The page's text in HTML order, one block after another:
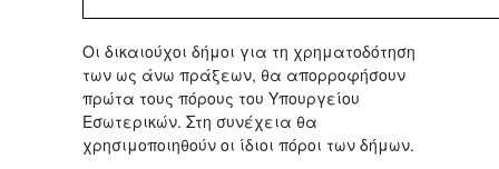
Οι δικαιούχοι δήμοι για τη χρηματοδότηση
των ως άνω πράξεων, θα απορροφήσουν
πρώτα τους πόρους του Υπουργείου
Εσωτερικών. Στη συνέχεια θα
χρησιμοποιηθούν οι ίδιοι πόροι των δήμων.